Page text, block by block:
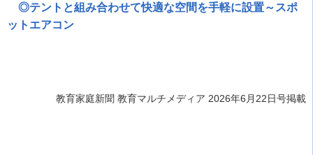
◎テントと組み合わせて快適な空間を手軽に設置～スポ
ットエアコン
教育家庭新聞 教育マルチメディア 2026年6月22日号掲載